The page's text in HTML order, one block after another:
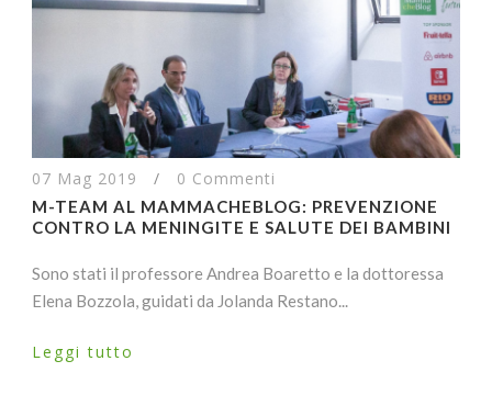
07 Mag 2019 / 0 Commenti
M-TEAM AL MAMMACHEBLOG: PREVENZIONE
CONTRO LA MENINGITE E SALUTE DEI BAMBINI
Sono stati il professore Andrea Boaretto e la dottoressa
Elena Bozzola, guidati da Jolanda Restano...
Leggi tutto